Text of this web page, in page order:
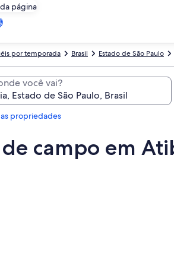
página
Estado de São Paulo
Brasil
por temporada
você vai?
propriedades
de campo em